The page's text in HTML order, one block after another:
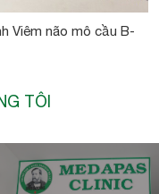
Viêm não mô cầu B-
TÔI